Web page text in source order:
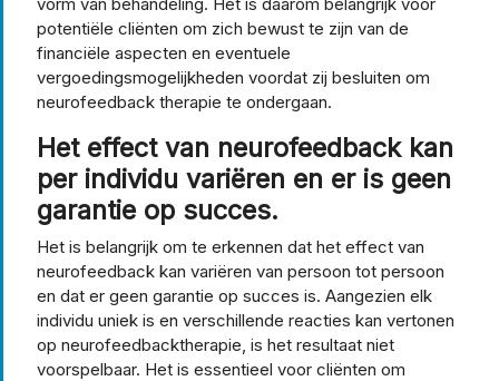
potentiële cliënten om zich bewust te zijn van de
financiële aspecten en eventuele
vergoedingsmogelijkheden voordat zij besluiten om
neurofeedback therapie te ondergaan.
Het effect van neurofeedback kan
per individu variëren en er is geen
garantie op succes.
Het is belangrijk om te erkennen dat het effect van
neurofeedback kan variëren van persoon tot persoon
en dat er geen garantie op succes is. Aangezien elk
individu uniek is en verschillende reacties kan vertonen
op neurofeedbacktherapie, is het resultaat niet
voorspelbaar. Het is essentieel voor cliënten om